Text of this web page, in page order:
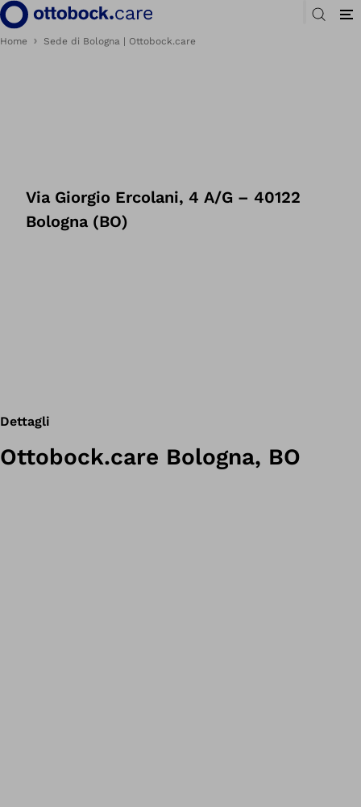
Home Sede di Bologna | Ottobock.care
Dettagli
Ottobock.care Bologna, BO